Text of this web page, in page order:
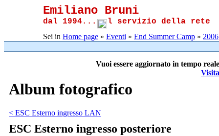
Emiliano Bruni
dal 1994... l servizio della rete
Sei in Home page » Eventi » End Summer Camp » 2006
Vuoi essere aggiornato in tempo
Album fotografico
< ESC Esterno ingresso LAN
ESC Esterno ingresso posteriore